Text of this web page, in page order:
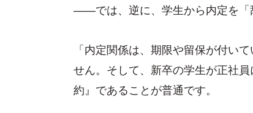
――では、逆に、学生から内定を「
「内定関係は、期限や留保が付い
せん。そして、新卒の学生が正社
約』であることが普通です。